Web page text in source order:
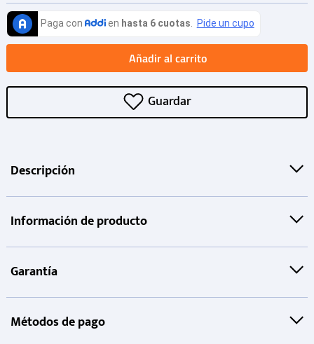
Añadir al carrito
Descripción
Información de producto
Garantía
Métodos de pago